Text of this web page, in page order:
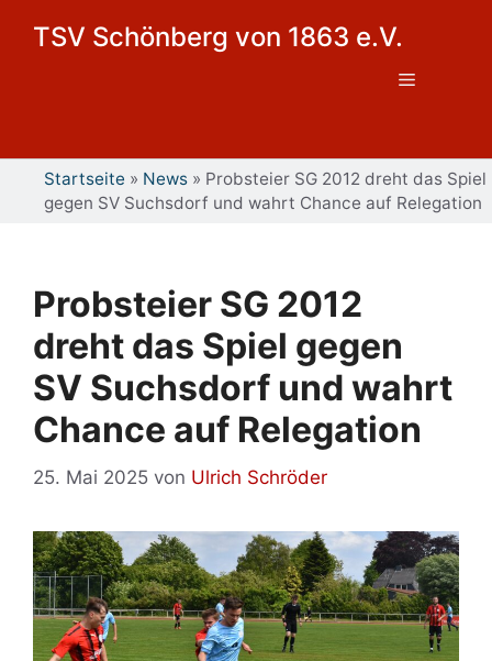
TSV Schönberg von 1863 e.V.
Menü
Startseite » News » Probsteier SG 2012 dreht das Spiel
gegen SV Suchsdorf und wahrt Chance auf Relegation
Probsteier SG 2012
dreht das Spiel gegen
SV Suchsdorf und wahrt
Chance auf Relegation
25. Mai 2025 von Ulrich Schröder